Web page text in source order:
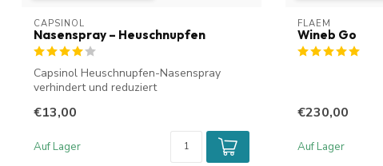
CAPSINOL
Nasenspray – Heuschnupfen
Capsinol Heuschnupfen-Nasenspray
verhindert und reduziert
€13,00
Auf Lager
FLAEM
Wineb Go
€230,00
Auf Lager